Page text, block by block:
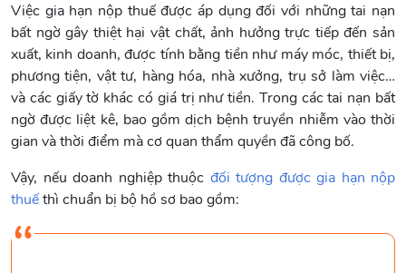
Việc gia hạn nộp thuế được áp dụng đối với những tai nạn
bất ngờ gây thiệt hại vật chất, ảnh hưởng trực tiếp đến sản
xuất, kinh doanh, được tính bằng tiền như máy móc, thiết bị,
phương tiện, vật tư, hàng hóa, nhà xưởng, trụ sở làm việc…
và các giấy tờ khác có giá trị như tiền. Trong các tai nạn bất
ngờ được liệt kê, bao gồm dịch bệnh truyền nhiễm vào thời
gian và thời điểm mà cơ quan thẩm quyền đã công bố.
Vậy, nếu doanh nghiệp thuộc đối tượng được gia hạn nộp
thuếthì chuẩn bị bộ hồ sơ bao gồm: